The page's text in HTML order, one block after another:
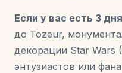
Если у вас есть 3
до Tozeur,
декорации Star Wars
энтузиастов или